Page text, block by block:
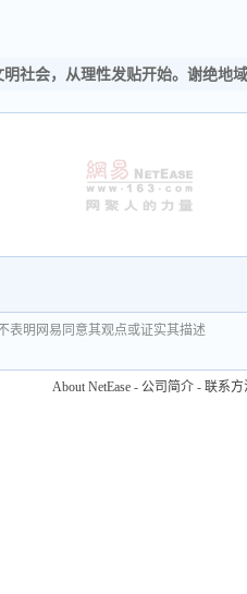
明社会，从理性发贴开始。谢绝地
表明网易同意其观点或证实其描述
About NetEase - 公司简介 - 联系方